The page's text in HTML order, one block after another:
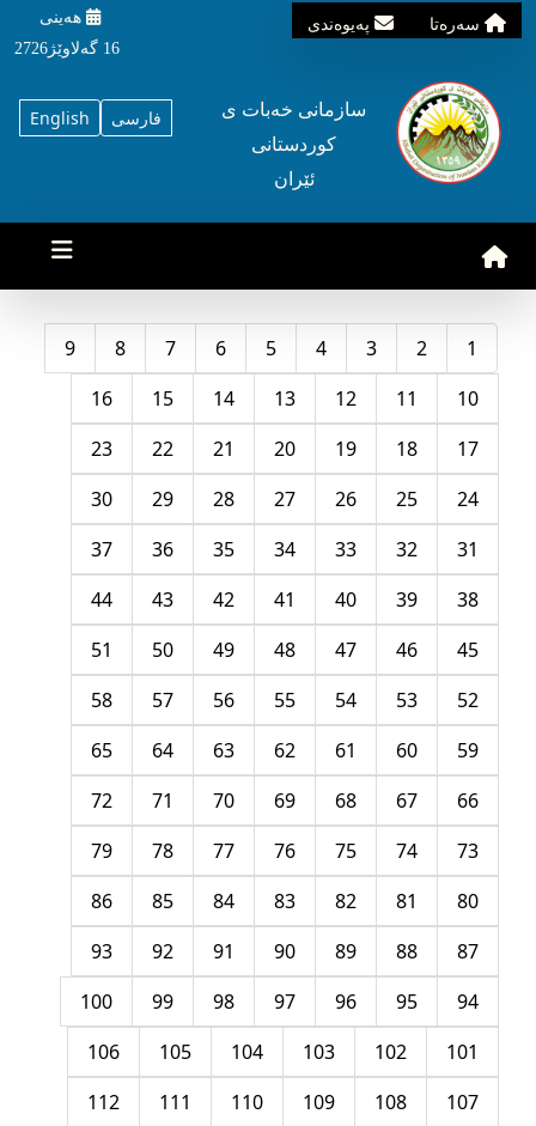
سه‌ره‌تا په‌یوه‌ندی
هه‌ینی
16 گه‌لاوێژ2726
English فارسی
سازمانی خه‌بات ی
کوردستانی
ئێران
1
2
3
4
5
6
7
8
9
10
11
12
13
14
15
16
17
18
19
20
21
22
23
24
25
26
27
28
29
30
31
32
33
34
35
36
37
38
39
40
41
42
43
44
45
46
47
48
49
50
51
52
53
54
55
56
57
58
59
60
61
62
63
64
65
66
67
68
69
70
71
72
73
74
75
76
77
78
79
80
81
82
83
84
85
86
87
88
89
90
91
92
93
94
95
96
97
98
99
100
101
102
103
104
105
106
107
108
109
110
111
112